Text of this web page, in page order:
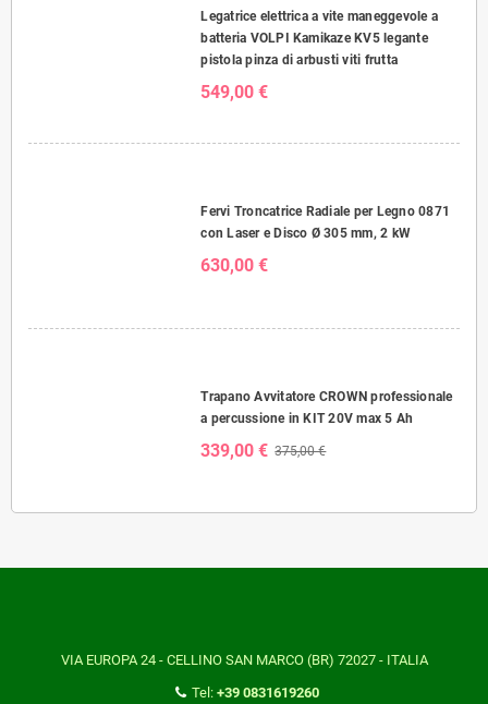
Legatrice elettrica a vite maneggevole a
batteria VOLPI Kamikaze KV5 legante
pistola pinza di arbusti viti frutta
549,00 €
Fervi Troncatrice Radiale per Legno 0871
con Laser e Disco Ø 305 mm, 2 kW
630,00 €
Trapano Avvitatore CROWN professionale
a percussione in KIT 20V max 5 Ah
339,00 € 375,00 €
VIA EUROPA 24 - CELLINO SAN MARCO (BR) 72027 - ITALIA
Tel: +39 0831619260